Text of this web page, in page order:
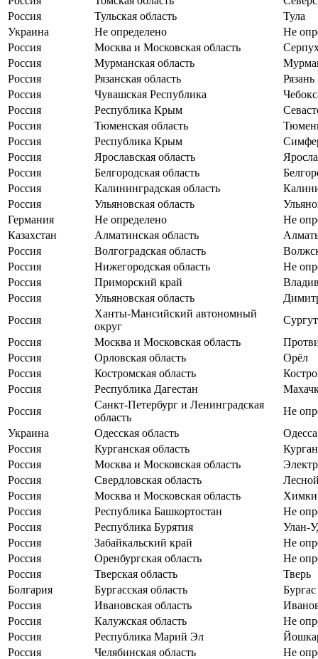
Россия
Тульская область
Тула
Украина
Не определено
Не
Россия
Москва и Московская область
Россия
Мурманская область
Россия
Рязанская область
Рязань
Россия
Чувашская Республика
Россия
Республика Крым
Россия
Тюменская область
Россия
Республика Крым
Россия
Ярославская область
Россия
Белгородская область
Россия
Калининградская область
Россия
Ульяновская область
Германия
Не определено
Не
Казахстан
Алматинская область
Россия
Волгоградская область
Россия
Нижегородская область
Не
Россия
Приморский край
Россия
Ульяновская область
Россия
Ханты-Мансийский автономный
округ
Сургут
Россия
Москва и Московская область
Россия
Орловская область
Орёл
Россия
Костромская область
Россия
Республика Дагестан
Россия
Санкт-Петербург и Ленинградская
область
Не
Украина
Одесская область
Одесса
Россия
Курганская область
Курган
Россия
Москва и Московская область
Россия
Свердловская область
Россия
Москва и Московская область
Химки
Россия
Республика Башкортостан
Не
Россия
Республика Бурятия
Улан-
Россия
Забайкальский край
Не
Россия
Оренбургская область
Не
Россия
Тверская область
Тверь
Болгария
Бургасская область
Бургас
Россия
Ивановская область
Россия
Калужская область
Не
Россия
Республика Марий Эл
Россия
Челябинская область
Не